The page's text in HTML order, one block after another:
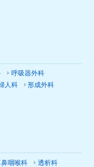
呼吸器外科
人科
形成外科
鼻咽喉科
透析科